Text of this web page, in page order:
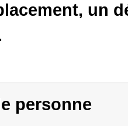
un
personne